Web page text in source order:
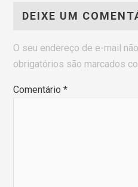
DEIXE UM
O seu endereço de e-mail
obrigatórios são marcados
Comentário*